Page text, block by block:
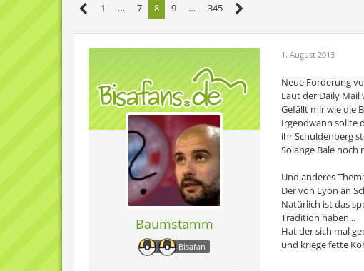
1 … 7 8 9 … 345
Baumstamm
Bisafan
1. August 2013
Neue Forderung
Laut der Daily
Gefällt mir wie die
Irgendwann sollte
ihr Schuldenberg
Solange Bale noch
Und anderes
Der von Lyon an
Natürlich ist das
Tradition haben...
Hat der sich mal
und kriege fette